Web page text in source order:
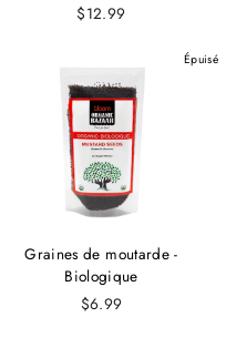
$12.99
Épuisé
Graines de moutarde -
Biologique
$6.99